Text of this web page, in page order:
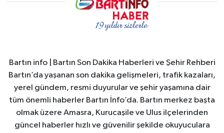
Bartın info | Bartın Son Dakika Haberleri ve Şehir Rehberi
Bartın’da yaşanan son dakika gelişmeleri, trafik kazaları,
yerel gündem, resmi duyurular ve şehir yaşamına dair
tüm önemli haberler Bartın İnfo’da. Bartın merkez başta
olmak üzere Amasra, Kurucaşile ve Ulus ilçelerinden
güncel haberler hızlı ve güvenilir şekilde okuyuculara